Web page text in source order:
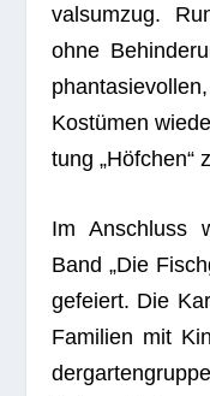
vals­um­zug.
ohne
Kostümen
tung „Höfchen“
Im Anschluss
Band „Die
gefei­ert. Die
Fami­lien mit